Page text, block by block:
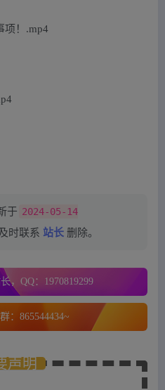
项！.mp4
于 2024-05-14
时联系 站长 删除。
，QQ：1970819299
：865544434~
声明